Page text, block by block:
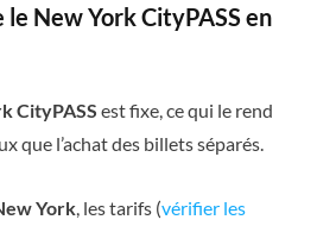
New York CityPASS en
CityPASS est fixe, ce qui le rend
que l’achat des billets séparés.
York , les tarifs (vérifier les